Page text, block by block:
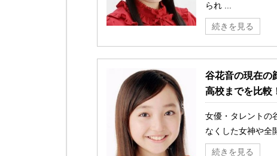
られ ...
続きを見る
谷花音の現在の
高校までを比較
女優・タレントの
なくした女神や全
続きを見る